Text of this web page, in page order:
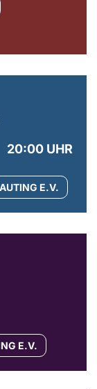
20:00 UHR
E.V.
E.V.